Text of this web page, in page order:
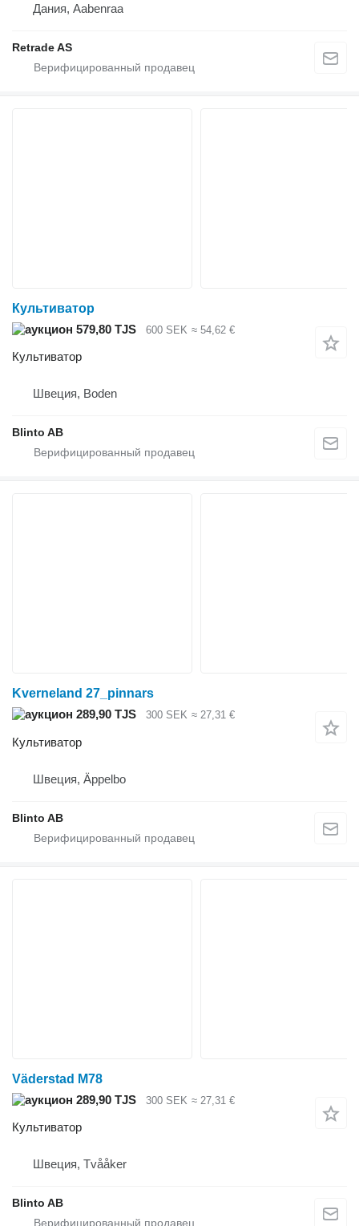
Дания, Aabenraa
Retrade AS
Культиватор
579,80 TJS
600 SEK ≈ 54,62 €
Культиватор
Швеция, Boden
Blinto AB
Kverneland 27_pinnars
289,90 TJS
300 SEK ≈ 27,31 €
Культиватор
Швеция, Äppelbo
Blinto AB
Väderstad M78
289,90 TJS
300 SEK ≈ 27,31 €
Культиватор
Швеция, Tvååker
Blinto AB